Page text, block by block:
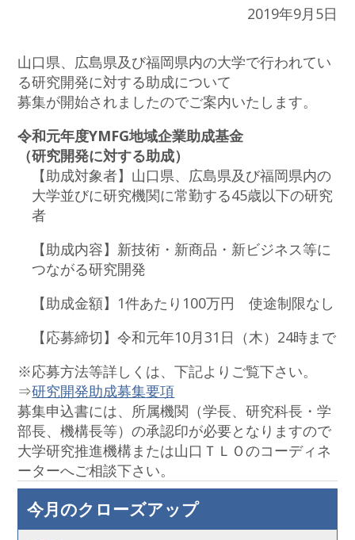
2019年9月5日
山口県、広島県及び福岡県内の大学で行われてい
る研究開発に対する助成について
募集が開始されましたのでご案内いたします。
令和元年度YMFG地域企業助成基金
（研究開発に対する助成）
【助成対象者】山口県、広島県及び福岡県内の
大学並びに研究機関に常勤する45歳以下の研究
者
【助成内容】新技術・新商品・新ビジネス等に
つながる研究開発
【助成金額】1件あたり100万円 使途制限なし
【応募締切】令和元年10月31日（木）24時まで
※応募方法等詳しくは、下記よりご覧下さい。
⇒研究開発助成募集要項
募集申込書には、所属機関（学長、研究科長・学
部長、機構長等）の承認印が必要となりますので
大学研究推進機構または山口ＴＬＯのコーディネ
ーターへご相談下さい。
今月のクローズアップ